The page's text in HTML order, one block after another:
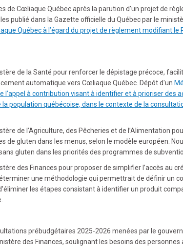
de Cœliaque Québec après la parution d'un projet de
publié dans la Gazette officielle du Québec par le
Québec à l’égard du projet de règlement modifiant le
de la Santé pour renforcer le dépistage précoce,
automatique vers Cœliaque Québec. Dépôt d'un
l’appel à contribution visant à identifier et à prioriser des
population québécoise, dans le contexte de la
de l’Agriculture, des Pêcheries et de l’Alimentation
de gluten dans les menus, selon le modèle européen.
gluten dans les priorités des programmes de
des Finances pour proposer de simplifier l’accès au
une méthodologie qui permettrait de définir un
d'éliminer les étapes consistant à identifier un produit
prébudgétaires 2025-2026 menées par le
des Finances, soulignant les besoins des